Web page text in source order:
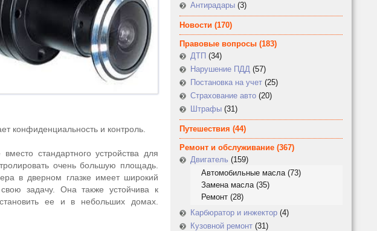
конфиденциальность и контроль.
стандартного устройства для
очень большую площадь.
в дверном глазке имеет широкий
задачу. Она также устойчива к
ее и в небольших домах.
Антирадары (3)
Новости (170)
Правовые вопросы (183)
ДТП (34)
Нарушение ПДД (57)
Постановка на учет (25)
Страхование авто (20)
Штрафы (31)
Путешествия (44)
Ремонт и обслуживание (367)
Двигатель (159)
Автомобильные масла(73)
Замена масла(35)
Ремонт (28)
Карбюратор и инжектор (4)
Кузовной ремонт (31)